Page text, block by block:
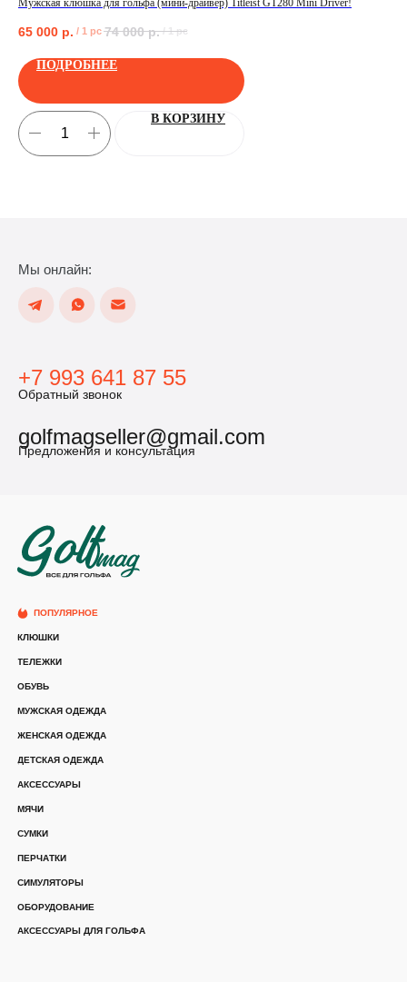
Мужская клюшка для гольфа (мини-драйвер) Titleist GT280 Mini Driver!
65 000 р. / 1 pc 74 000 р. / 1 pc
ПОДРОБНЕЕ
В КОРЗИНУ
+7 993 641 87 55
Обратный звонок
golfmagseller@gmail.com
Предложения и консультация
Мы онлайн:
КЛЮШКИ
СУМКИ
ОБУВЬ
ПЕРЧАТКИ
ТЕЛЕЖКИ
АКСЕССУАРЫ ДЛЯ ГОЛЬФА
МЯЧИ
СИМУЛЯТОРЫ
ОБОРУДОВАНИЕ
МУЖСКАЯ ОДЕЖДА
ЖЕНСКАЯ ОДЕЖДА
ДЕТСКАЯ ОДЕЖДА
АКСЕССУАРЫ
ПОПУЛЯРНОЕ